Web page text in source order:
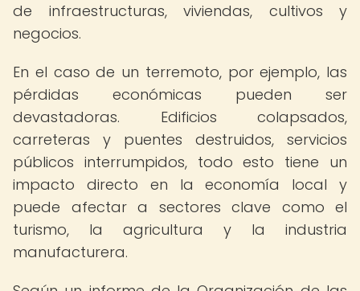
de infraestructuras, viviendas, cultivos y
negocios.
En el caso de un terremoto, por ejemplo, las
pérdidas económicas pueden ser
devastadoras. Edificios colapsados,
carreteras y puentes destruidos, servicios
públicos interrumpidos, todo esto tiene un
impacto directo en la economía local y
puede afectar a sectores clave como el
turismo, la agricultura y la industria
manufacturera.